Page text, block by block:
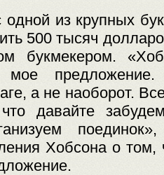
одной из крупных
500 тысяч
букмекером.
мое
а не наоборот.
давайте
Хобсона о том,